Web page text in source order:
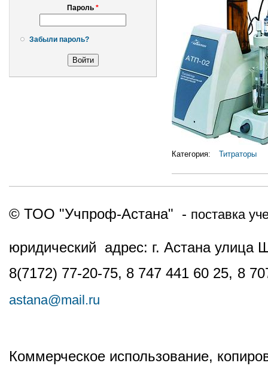
Пароль *
Забыли пароль?
Категория: Титраторы
© ТОО "Учпроф-Астана" - поставка
юридический адрес: г. Астана
8(7172) 77-20-75, 8 747 441 60 25, 8
astana@mail.ru
Коммерческое использование,